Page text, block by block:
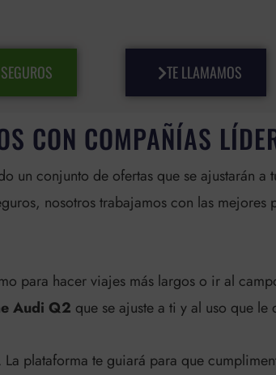
TE LLAMAMOS
CON COMPAÑÍAS
un conjunto de ofertas que se ajustarán a
nosotros trabajamos con las mejores
para hacer viajes más largos o ir al
Audi Q2 que se ajuste a ti y al uso que le
plataforma te guiará para que